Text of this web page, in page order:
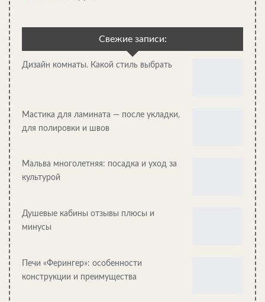
Минималистичный горный дом с атмосферой бревенчатой
хижины
Творческий ретрит в гармонии с природным ландшафтом
Свежие записи:
Дизайн комнаты. Какой стиль выбрать
Мастика для ламината — после укладки,
для полировки и швов
Мальва многолетняя: посадка и уход за
культурой
Душевые кабины отзывы плюсы и
минусы
Печи «Ферингер»: особенности
конструкции и преимущества